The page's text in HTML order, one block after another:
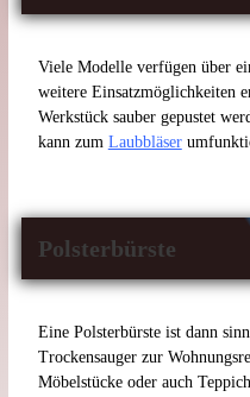
Viele Modelle verfügen über
weitere Einsatzmöglichkeiten
Werkstück sauber gepustet
kann zum Laubbläser
Polsterbürste
Eine Polsterbürste ist dann
Trockensauger zur
Möbelstücke oder auch